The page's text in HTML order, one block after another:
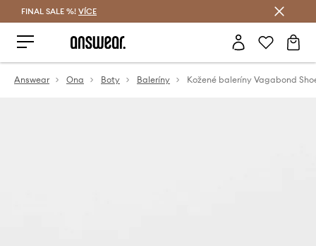
FINAL SALE %! VÍCE
Answear Ona Boty Baleríny